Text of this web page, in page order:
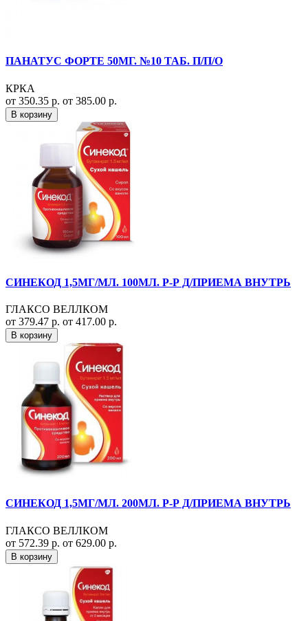
ПАНАТУС ФОРТЕ 50МГ. №10 ТАБ. П/П/О
КРКА
от 350.35 р. от 385.00 р.
В корзину
СИНЕКОД 1,5МГ/МЛ. 100МЛ. Р-Р Д/ПРИЕМА ВНУТРЬ
ГЛАКСО ВЕЛЛКОМ
от 379.47 р. от 417.00 р.
В корзину
СИНЕКОД 1,5МГ/МЛ. 200МЛ. Р-Р Д/ПРИЕМА ВНУТРЬ
ГЛАКСО ВЕЛЛКОМ
от 572.39 р. от 629.00 р.
В корзину